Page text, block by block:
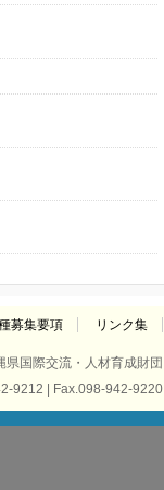
募集要項 リンク集
県国際交流・人材育成財団
9212 | Fax.098-942-9220